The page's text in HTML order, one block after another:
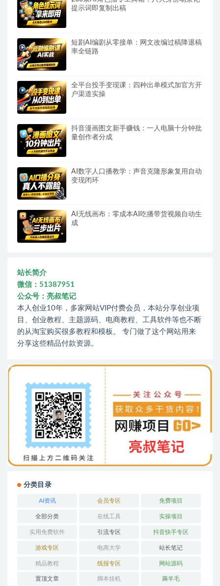
提示词即复制出稿
短剧AI编剧从零接单：网文改编过稿降退稿
率全链路
全平台投手变现课：四种出单模式加官方开
户渠道实操
抖音漫画图文新手赚钱：一人电脑十分钟批
量创作者分成
AI数字人口播教学：声音克隆形象复用自动
变现闭环
AI无线画布：零成本AI吃播带货视频自动生
成
站长简介
微信：51387951
公众号：亮叔笔记
本人创业10年，多家网站VIP付费会员，本站分享创业项
目、创业教程、主题源码、电商教程、工具软件等也不断
的从淘宝购买很多教程和模板。 专门做了这个网站用来
分享这些精品付款资源。
分类目录
AI资讯 会员专区 免费项目
全部分类 在线工具 实操项目
实用免费软件 引流专区 抖音快手专区
游戏专区 电商大学 站长笔记
精品教程 线报专区 网站源码
置顶文章 脚本挂机 薅羊毛